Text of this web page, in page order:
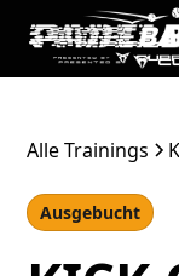
Alle Trainings
Ausgebucht